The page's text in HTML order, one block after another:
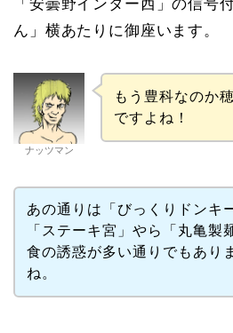
「安曇野インター西」の信号
ん」横あたりに御座います。
ナッツマン
もう豊科なのか
ですよね！
あの通りは「びっくりドンキ
「ステーキ宮」やら「丸亀製
食の誘惑が多い通りでもあり
ね。